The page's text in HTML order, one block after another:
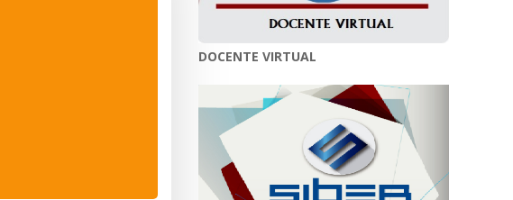
DOCENTE VIRTUAL